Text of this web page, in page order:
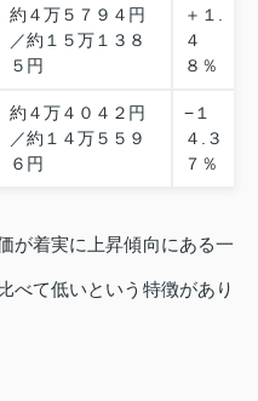
約４万５７９４円
／約１５万１３８
５円
＋１.
４
８％
約４万４０４２円
／約１４万５５９
６円
−１
４.３
７％
が着実に上昇傾向にある一
べて低いという特徴があり